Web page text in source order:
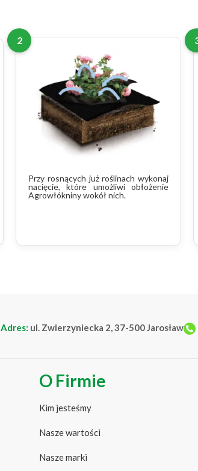
2
Przy rosnących już roślinach wykonaj
nacięcie, które umożliwi obłożenie
Agrowłókniny wokół nich.
Adres: ul. Zwierzyniecka 2, 37-500 Jarosław
O Firmie
Kim jesteśmy
Nasze wartości
Nasze marki